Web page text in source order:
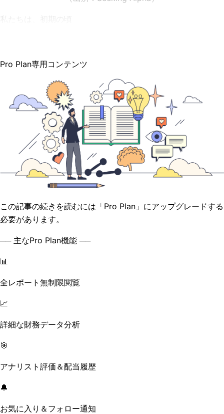
私たちは、初期の頃
Pro Plan専用コンテンツ
この記事の続きを読むには「Pro Plan」にアップグレードする
必要があります。
── 主なPro Plan機能 ──
📊
全レポート無制限閲覧
📈
詳細な財務データ分析
🎯
アナリスト評価＆配当履歴
🔔
お気に入り＆フォロー通知